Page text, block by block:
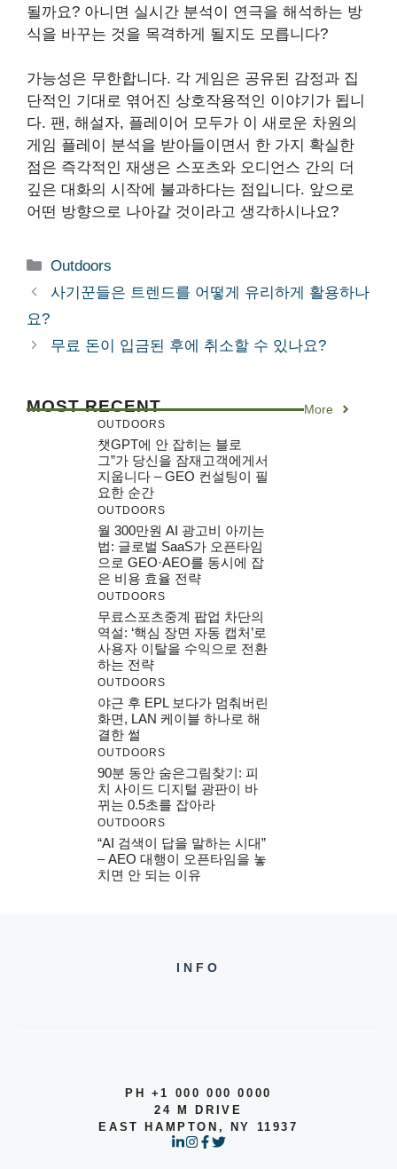
될까요? 아니면 실시간 분석이 연극을 해석하는 방
식을 바꾸는 것을 목격하게 될지도 모릅니다?
가능성은 무한합니다. 각 게임은 공유된 감정과 집
단적인 기대로 엮어진 상호작용적인 이야기가 됩니
다. 팬, 해설자, 플레이어 모두가 이 새로운 차원의
게임 플레이 분석을 받아들이면서 한 가지 확실한
점은 즉각적인 재생은 스포츠와 오디언스 간의 더
깊은 대화의 시작에 불과하다는 점입니다. 앞으로
어떤 방향으로 나아갈 것이라고 생각하시나요?
Categories
Outdoors
사기꾼들은 트렌드를 어떻게 유리하게 활용하나
요?
무료 돈이 입금된 후에 취소할 수 있나요?
MOST RECENT More
OUTDOORS
챗GPT에 안 잡히는 블로
그”가 당신을 잠재고객에게서
지웁니다 – GEO 컨설팅이 필
요한 순간
OUTDOORS
월 300만원 AI 광고비 아끼는
법: 글로벌 SaaS가 오픈타임
으로 GEO·AEO를 동시에 잡
은 비용 효율 전략
OUTDOORS
무료스포츠중계 팝업 차단의
역설: ‘핵심 장면 자동 캡처’로
사용자 이탈을 수익으로 전환
하는 전략
OUTDOORS
야근 후 EPL 보다가 멈춰버린
화면, LAN 케이블 하나로 해
결한 썰
OUTDOORS
90분 동안 숨은그림찾기: 피
치 사이드 디지털 광판이 바
뀌는 0.5초를 잡아라
OUTDOORS
“AI 검색이 답을 말하는 시대”
– AEO 대행이 오픈타임을 놓
치면 안 되는 이유
INFO
PH +1 000 000 0000
24 M DRIVE
EAST HAMPTON, NY 11937